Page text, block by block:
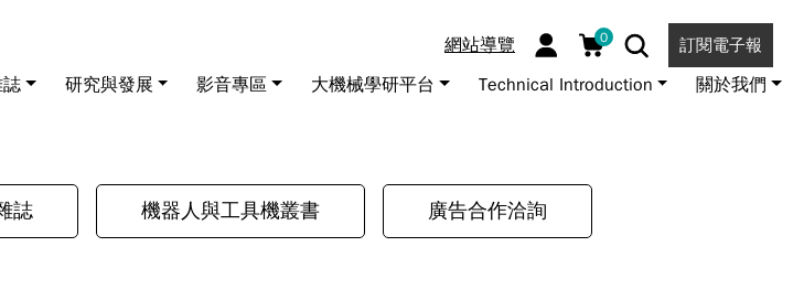
網站導覽 0 訂閱電子報
研究與發展 影音專區 大機械學研平台 Technical Introduction 關於我們
誌 機器人與工具機叢書 廣告合作洽詢